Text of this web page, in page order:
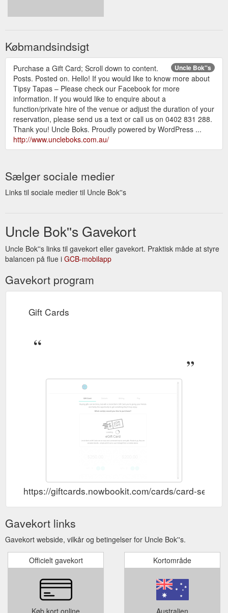
Købmandsindsigt
Uncle Bok''s
Purchase a Gift Card; Scroll down to content.
Posts. Posted on. Hello! If you would like to know more about
Tipsy Tapas – Please check our Facebook for more
information. If you would like to enquire about a
function/private hire of the venue or adjust the duration of your
reservation, please send us a text or call us on 0402 831 288.
Thank you! Uncle Boks. Proudly powered by WordPress ...
http://www.uncleboks.com.au/
Sælger sociale medier
Links til sociale medier til Uncle Bok''s
Uncle Bok''s Gavekort
Uncle Bok''s links til gavekort eller gavekort. Praktisk måde at styre
balancen på flue i GCB-mobilapp
Gavekort program
Gift Cards
https://giftcards.nowbookit.com/cards/card-
Gavekort links
Gavekort webside, vilkår og betingelser for Uncle Bok''s.
Officielt gavekort
Køb kort online
Kortområde
Australien